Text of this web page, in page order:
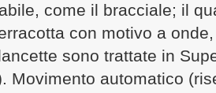
come il bracciale; il
con motivo a
sono trattate in
Movimento automatico